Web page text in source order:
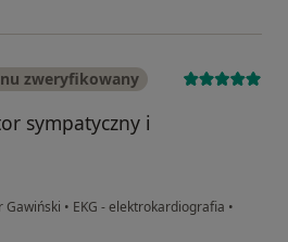
zweryfikowany
sympatyczny i
Gawiński • EKG - elektrokardiografia •